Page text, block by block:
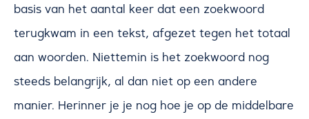
basis van het aantal keer dat een zoekwoord
terugkwam in een tekst, afgezet tegen het totaal
aan woorden. Niettemin is het zoekwoord nog
steeds belangrijk, al dan niet op een andere
manier. Herinner je je nog hoe je op de middelbare